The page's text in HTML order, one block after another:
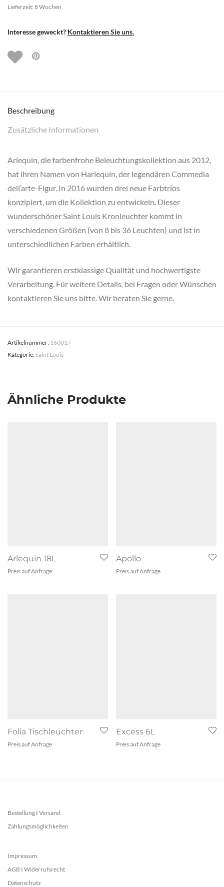
Lieferzeit: 8 Wochen
Interesse geweckt? Kontaktieren Sie uns.
Beschreibung
Zusätzliche Informationen
Arlequin, die farbenfrohe Beleuchtungskollektion aus 2012,
hat ihren Namen von Harlequin, der legendären Commedia
dell’arte-Figur. In 2016 wurden drei neue Farbtrios
konzipiert, um die Kollektion zu entwickeln. Dieser
wunderschöner Saint Louis Kronleuchter kommt in
verschiedenen Größen (von 8 bis 36 Leuchten) und ist in
unterschiedlichen Farben erhältlich.
Wir garantieren erstklassige Qualität und hochwertigste
Verarbeitung. Für weitere Details, bei Fragen oder Wünschen
kontaktieren Sie uns bitte. Wir beraten Sie gerne.
Artikelnummer: 160017
Kategorie: Saint Louis
Ähnliche Produkte
Arlequin 18L
Preis auf Anfrage
Apollo
Preis auf Anfrage
Folia Tischleuchter
Preis auf Anfrage
Excess 6L
Preis auf Anfrage
Bestellung I Versand
Zahlungsmöglichkeiten
Impressum
AGB I Widerrufsrecht
Datenschutz